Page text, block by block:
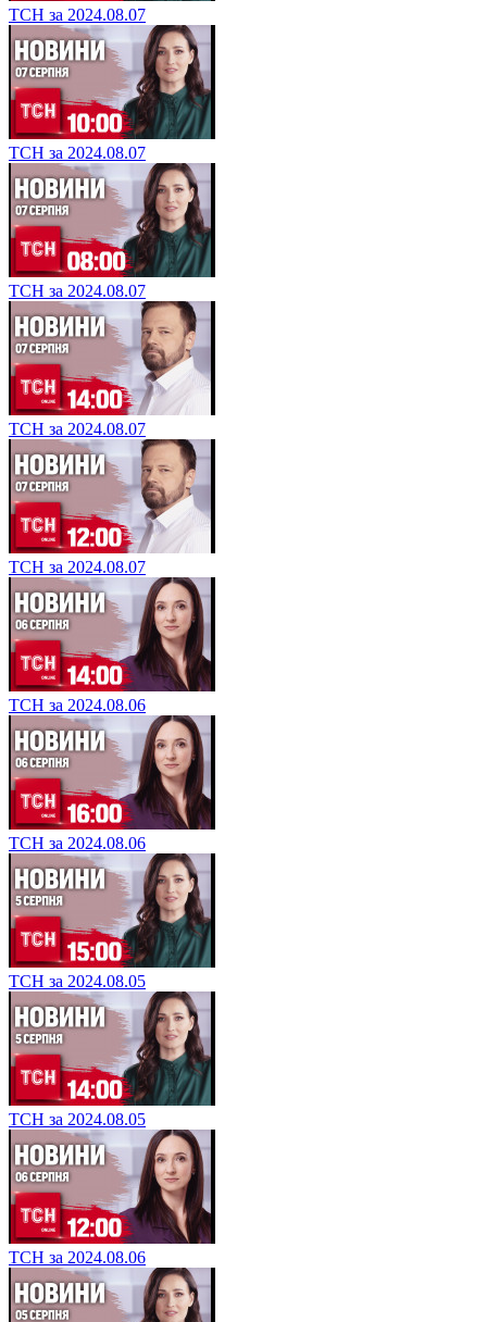
ТСН за 2024.08.07
ТСН за 2024.08.07
ТСН за 2024.08.07
ТСН за 2024.08.07
ТСН за 2024.08.07
ТСН за 2024.08.06
ТСН за 2024.08.06
ТСН за 2024.08.05
ТСН за 2024.08.05
ТСН за 2024.08.06